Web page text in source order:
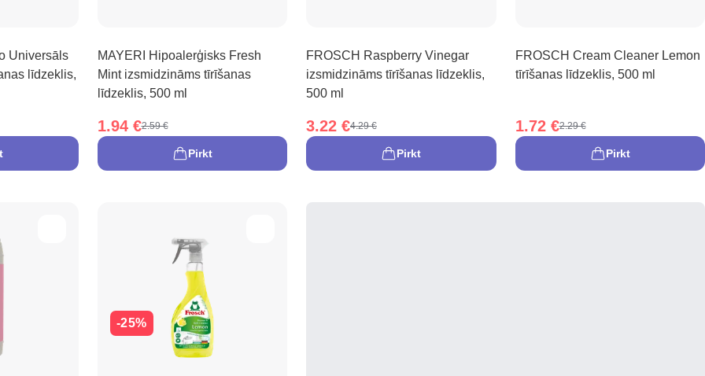
Universāls
līdzeklis,
MAYERI Hipoalerģisks Fresh
Mint izsmidzināms tīrīšanas
līdzeklis, 500 ml
1.94 €2.59 €
Pirkt
FROSCH Raspberry Vinegar
izsmidzināms tīrīšanas līdzeklis,
500 ml
3.22 €4.29 €
Pirkt
FROSCH Cream Cleaner Lemon
tīrīšanas līdzeklis, 500 ml
1.72 €2.29 €
Pirkt
-25%